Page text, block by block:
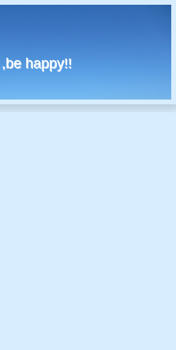
happy!!